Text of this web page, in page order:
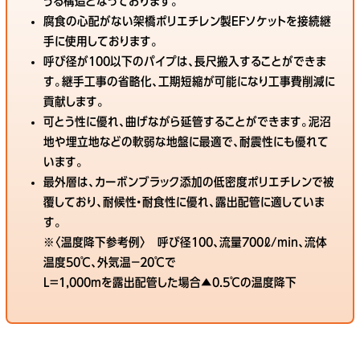
腐食の心配がない架橋ポリエチレン製EFソケットを接続継
手に使用しております。
呼び径が100以下のパイプは、長尺搬入することができま
す。継手工事の省略化、工期短縮が可能になり工事費削減に
貢献します。
可とう性に優れ、曲げながら延管することができます。泥沼
地や埋立地などの軟弱な地盤に最適で、耐震性にも優れて
います。
最外層は、カーボンブラック添加の低密度ポリエチレンで被
覆しており、耐候性・耐食性に優れ、露出配管に適していま
す。
※〈温度降下参考例〉 呼び径100、流量700ℓ/min、流体
温度50℃、外気温－20℃で
L=1,000mを露出配管した場合▲0.5℃の温度降下